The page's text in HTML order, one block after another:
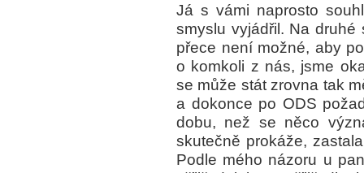
Já s vámi naprosto
smyslu vyjádřil. Na
přece není možné, aby
o komkoli z nás, jsme
se může stát zrovna tak
a dokonce po ODS
dobu, než se něco
skutečně prokáže,
Podle mého názoru u